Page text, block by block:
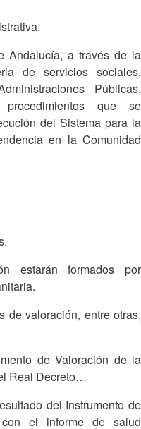
Andalucía, a través de la
de servicios sociales,
Públicas,
que se
del Sistema para la
en la Comunidad
estarán formados por
de valoración, entre otras,
de Valoración de la
Real Decreto…
del Instrumento de
el informe de salud